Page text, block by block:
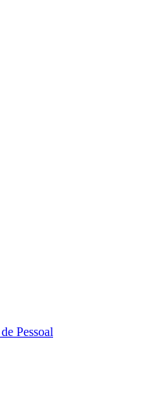
Pessoal